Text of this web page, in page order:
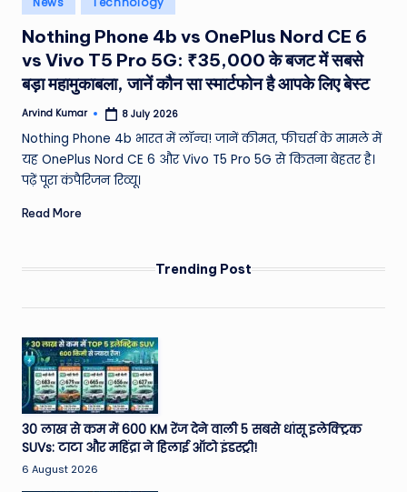
e
a
t
h
er
,
T
e
h
&
M
o
vi
e
N
in
Nothing Phone 4b vs OnePlus Nord CE 6
vs Vivo T5 Pro 5G: ₹35,000 के बजट में सबसे
बड़ा महामुकाबला, जानें कौन सा स्मार्टफोन है आपके लिए बेस्ट
Posted
Arvind Kumar 8 July 2026
Nothing Phone 4b भारत में लॉन्च! जानें कीमत, फीचर्स के मामले में
यह OnePlus Nord CE 6 और Vivo T5 Pro 5G से कितना बेहतर है।
पढ़ें पूरा कंपैरिजन रिव्यू।
Read More
Trending Post
30 लाख से कम में 600 KM रेंज देने वाली 5 सबसे धांसू इलेक्ट्रिक
SUVs: टाटा और महिंद्रा ने हिलाई ऑटो इंडस्ट्री!
6 August 2026